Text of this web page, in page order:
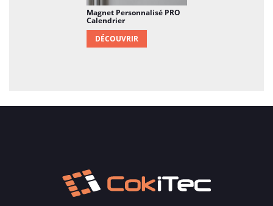
Magnet Personnalisé PRO
Calendrier
DÉCOUVRIR